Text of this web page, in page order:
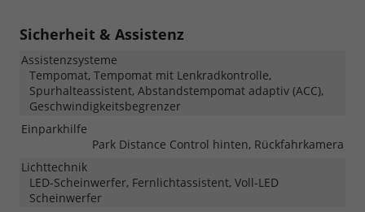
Sicherheit & Assistenz
Assistenzsysteme
Tempomat, Tempomat mit Lenkradkontrolle,
Spurhalteassistent, Abstandstempomat adaptiv (ACC),
Geschwindigkeitsbegrenzer
Einparkhilfe
Park Distance Control hinten, Rückfahrkamera
Lichttechnik
LED-Scheinwerfer, Fernlichtassistent, Voll-LED
Scheinwerfer